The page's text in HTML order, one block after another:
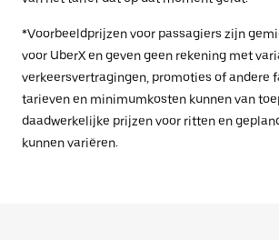
*Voorbeeldprijzen voor passagiers zijn
voor UberX en geven geen rekening met
verkeersvertragingen, promoties of andere
tarieven en minimumkosten kunnen van
daadwerkelijke prijzen voor ritten en
kunnen variëren.